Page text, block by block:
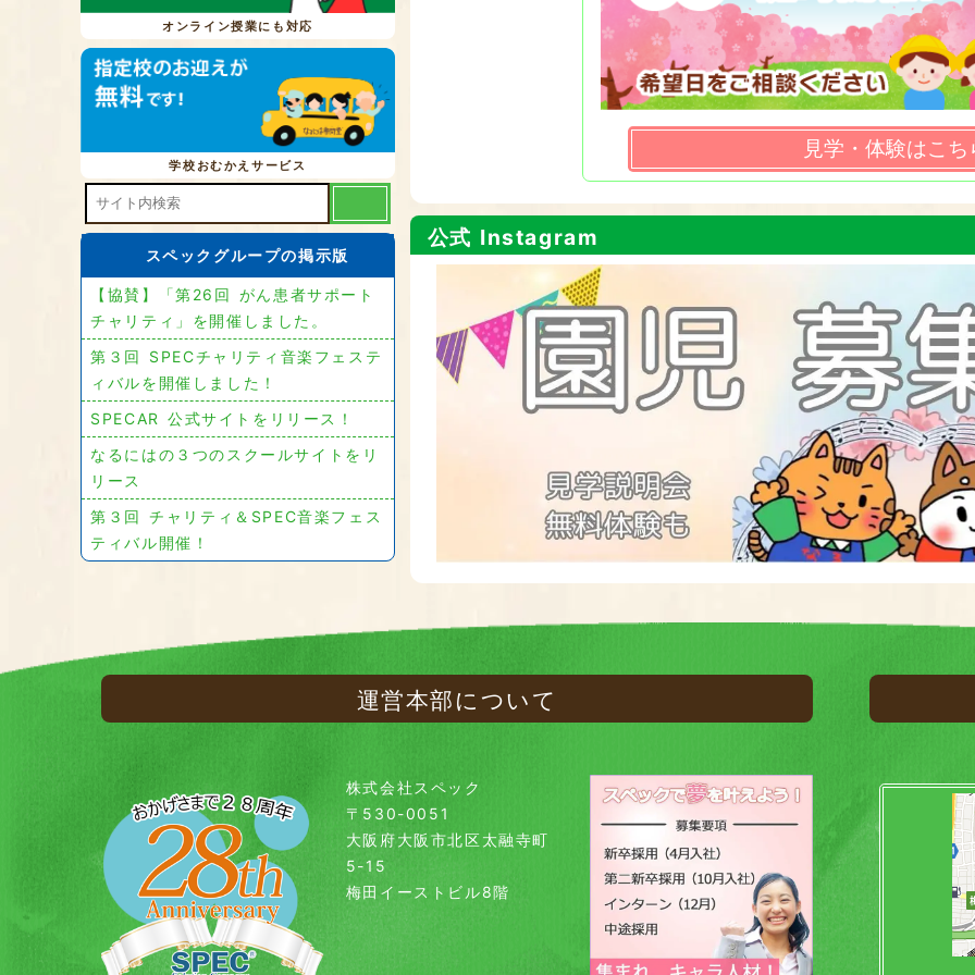
見学・体験はこち
公式 Instagram
オンライン授業にも対応
学校おむかえサービス
スペックグループの掲示版
【協賛】「第26回 がん患者サポート
チャリティ」を開催しました。
第３回 SPECチャリティ音楽フェステ
ィバルを開催しました！
SPECAR 公式サイトをリリース！
なるにはの３つのスクールサイトをリ
リース
第３回 チャリティ＆SPEC音楽フェス
ティバル開催！
運営本部について
株式会社スペック
〒530-0051
大阪府大阪市北区太融寺町
5-15
梅田イーストビル8階